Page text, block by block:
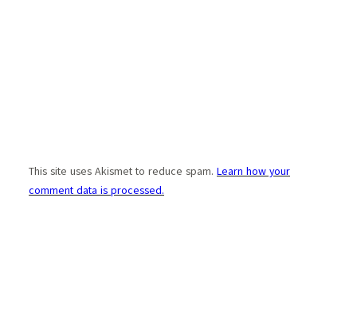
This site uses Akismet to reduce spam. Learn how your
comment data is processed.